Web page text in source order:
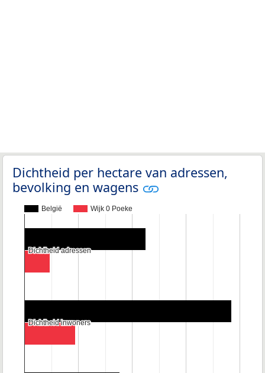
Dichtheid per hectare van adressen,
bevolking en wagens
België Wijk 0 Poeke
Dichtheid adressen
Dichtheid adressen
Dichtheid inwoners
Dichtheid inwoners